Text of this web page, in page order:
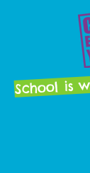
School is